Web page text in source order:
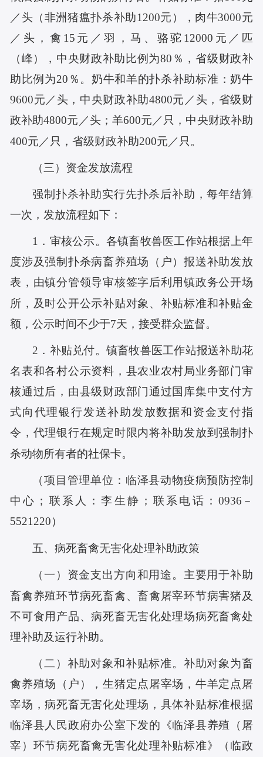
／头（非洲猪瘟扑杀补助1200元），肉牛3000元
／头，禽15元／羽，马、骆驼12000元／匹
（峰），中央财政补助比例为80％，省级财政补
助比例为20％。奶牛和羊的扑杀补助标准：奶牛
9600元／头，中央财政补助4800元／头，省级财
政补助4800元／头；羊600元／只，中央财政补助
400元／只，省级财政补助200元／只。
（三）资金发放流程
强制扑杀补助实行先扑杀后补助，每年结算
一次，发放流程如下：
1．审核公示。各镇畜牧兽医工作站根据上年
度涉及强制扑杀病畜养殖场（户）报送补助发放
表，由镇分管领导审核签字后利用镇政务公开场
所，及时公开公示补贴对象、补贴标准和补贴金
额，公示时间不少于7天，接受群众监督。
2．补贴兑付。镇畜牧兽医工作站报送补助花
名表和各村公示资料，县农业农村局业务部门审
核通过后，由县级财政部门通过国库集中支付方
式向代理银行发送补助发放数据和资金支付指
令，代理银行在规定时限内将补助发放到强制扑
杀动物所有者的社保卡。
（项目管理单位：临泽县动物疫病预防控制
中心；联系人：李生静；联系电话：0936－
5521220）
五、病死畜禽无害化处理补助政策
（一）资金支出方向和用途。主要用于补助
畜禽养殖环节病死畜禽、畜禽屠宰环节病害猪及
不可食用产品、病死畜无害化处理场病死畜禽处
理补助及运行补助。
（二）补助对象和补贴标准。补助对象为畜
禽养殖场（户），生猪定点屠宰场，牛羊定点屠
宰场，病死畜无害化处理场，具体补贴标准根据
临泽县人民政府办公室下发的《临泽县养殖（屠
宰）环节病死畜禽无害化处理补贴标准》（临政